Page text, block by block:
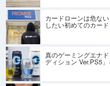
カードローンは危な
したい初めてのカー
真のゲーミングエナ
ディション Ver.PS5」